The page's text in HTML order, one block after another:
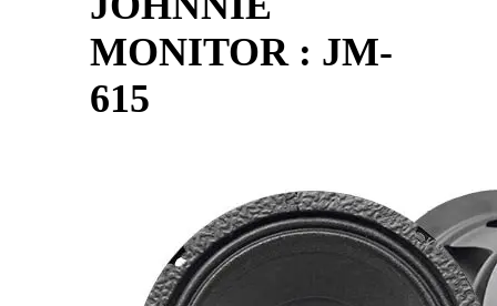
MONITOR : JM-
615